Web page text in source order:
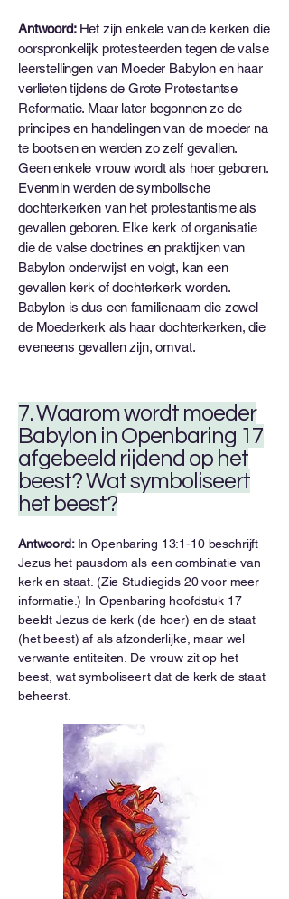
Antwoord: Het zijn enkele van de kerken die
oorspronkelijk protesteerden tegen de valse
leerstellingen van Moeder Babylon en haar
verlieten tijdens de Grote Protestantse
Reformatie. Maar later begonnen ze de
principes en handelingen van de moeder na
te bootsen en werden zo zelf gevallen.
Geen enkele vrouw wordt als hoer geboren.
Evenmin werden de symbolische
dochterkerken van het protestantisme als
gevallen geboren. Elke kerk of organisatie
die de valse doctrines en praktijken van
Babylon onderwijst en volgt, kan een
gevallen kerk of dochterkerk worden.
Babylon is dus een familienaam die zowel
de Moederkerk als haar dochterkerken, die
eveneens gevallen zijn, omvat.
7. Waarom wordt moeder
Babylon in Openbaring 17
afgebeeld rijdend op het
beest? Wat symboliseert
het beest?
Antwoord: In Openbaring 13:1-10 beschrijft
Jezus het pausdom als een combinatie van
kerk en staat. (Zie Studiegids 20 voor meer
informatie.) In Openbaring hoofdstuk 17
beeldt Jezus de kerk (de hoer) en de staat
(het beest) af als afzonderlijke, maar wel
verwante entiteiten. De vrouw zit op het
beest, wat symboliseert dat de kerk de staat
beheerst.